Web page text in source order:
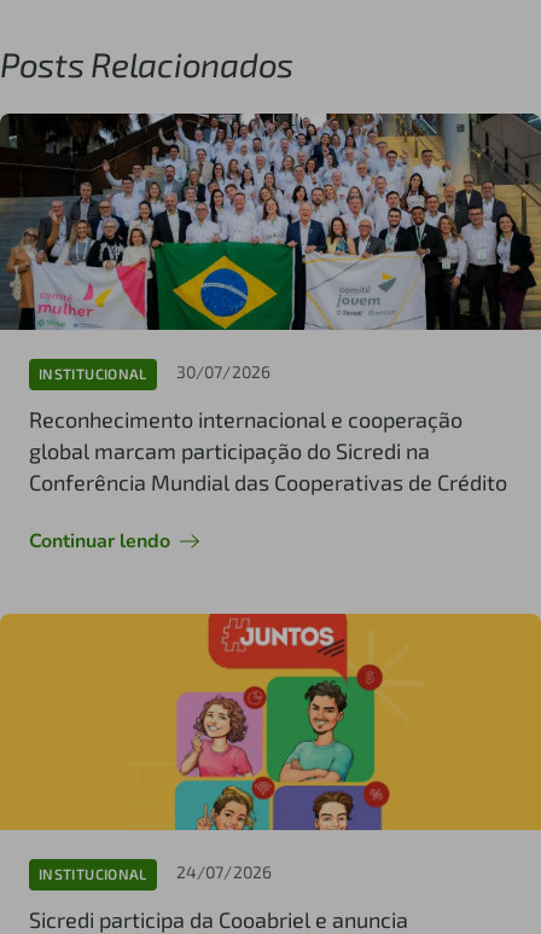
Posts Relacionados
INSTITUCIONAL 30/07/2026
Reconhecimento internacional e cooperação
global marcam participação do Sicredi na
Conferência Mundial das Cooperativas de Crédito
Continuar lendo
INSTITUCIONAL 24/07/2026
Sicredi participa da Cooabriel e anuncia